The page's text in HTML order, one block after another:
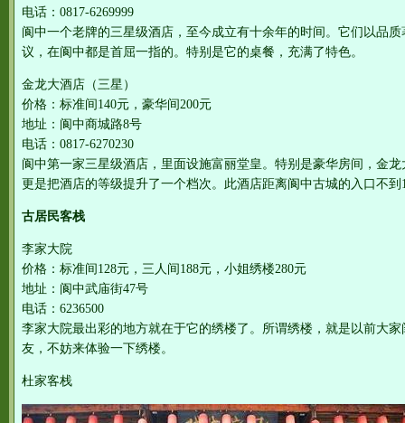
电话：0817-6269999
阆中一个老牌的三星级酒店，至今成立有十余年的时间。它们以品
议，在阆中都是首屈一指的。特别是它的桌餐，充满了特色。
金龙大酒店（三星）
价格：标准间140元，豪华间200元
地址：阆中商城路8号
电话：0817-6270230
阆中第一家三星级酒店，里面设施富丽堂皇。特别是豪华房间，金
更是把酒店的等级提升了一个档次。此酒店距离阆中古城的入口不
古居民客栈
李家大院
价格：标准间128元，三人间188元，小姐绣楼280元
地址：阆中武庙街47号
电话：6236500
李家大院最出彩的地方就在于它的绣楼了。所谓绣楼，就是以前大
友，不妨来体验一下绣楼。
杜家客栈